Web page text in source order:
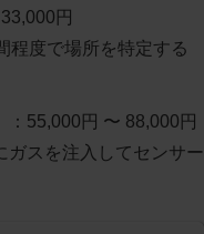
円
程度で場所を特定する
：55,000円 〜 88,000円
ガスを注入してセンサー